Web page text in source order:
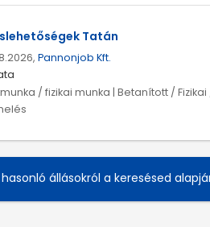
Tatán
Pannonjob Kft.
/ fizikai munka | Betanított /
állásokról a keresésed